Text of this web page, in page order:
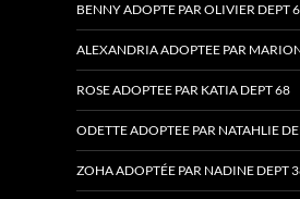
BENNY ADOPTE PAR OLIVIER DEPT
ALEXANDRIA ADOPTEE PAR
ROSE ADOPTEE PAR KATIA DEPT 68
ODETTE ADOPTEE PAR NATAHLIE
ZOHA ADOPTÉE PAR NADINE DEPT